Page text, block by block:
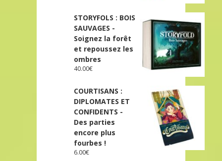
STORYFOLS : BOIS
SAUVAGES -
Soignez la forêt
et repoussez les
ombres
40.00€
COURTISANS :
DIPLOMATES ET
CONFIDENTS -
Des parties
encore plus
fourbes !
6.00€